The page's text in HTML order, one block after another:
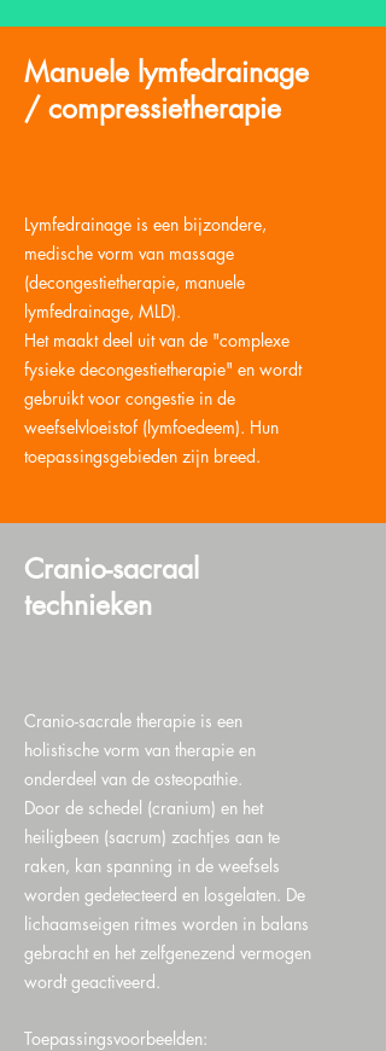
Manuele lymfedrainage
/ compressietherapie
Lymfedrainage is een bijzondere,
medische vorm van massage
(decongestietherapie, manuele
lymfedrainage, MLD).
Het maakt deel uit van de "complexe
fysieke decongestietherapie" en wordt
gebruikt voor congestie in de
weefselvloeistof (lymfoedeem). Hun
toepassingsgebieden zijn breed.
Cranio-sacraal
technieken
Cranio-sacrale therapie is een
holistische vorm van therapie en
onderdeel van de osteopathie.
Door de schedel (cranium) en het
heiligbeen (sacrum) zachtjes aan te
raken, kan spanning in de weefsels
worden gedetecteerd en losgelaten. De
lichaamseigen ritmes worden in balans
gebracht en het zelfgenezend vermogen
wordt geactiveerd.
Toepassingsvoorbeelden: